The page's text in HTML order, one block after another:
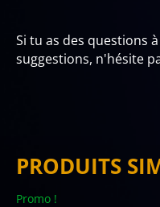
Si tu as des questions
suggestions, n'hésite
PRODUITS
Promo !